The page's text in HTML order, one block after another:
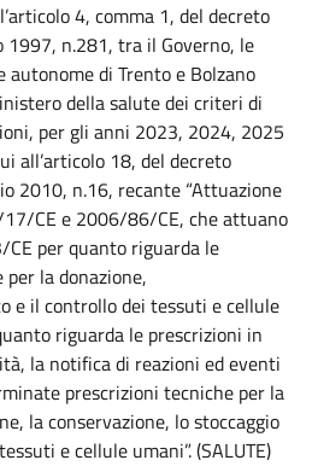
4, comma 1, del decreto
1997, n.281, tra il Governo, le
autonome di Trento e Bolzano
della salute dei criteri di
per gli anni 2023, 2024, 2025
all’articolo 18, del decreto
2010, n.16, recante “Attuazione
CE e 2006/86/CE, che attuano
per quanto riguarda le
la donazione,
e il controllo dei tessuti e cellule
riguarda le prescrizioni in
la notifica di reazioni ed eventi
prescrizioni tecniche per la
la conservazione, lo stoccaggio
e cellule umani”. (SALUTE)